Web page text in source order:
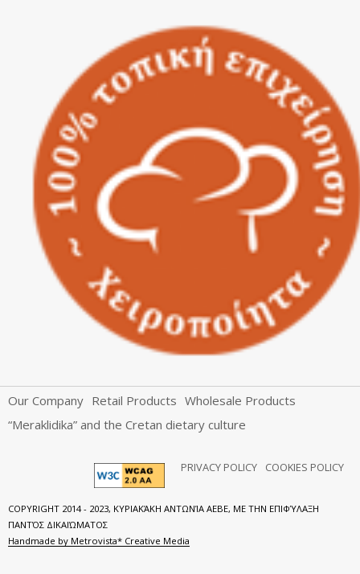
Our Company Retail Products Wholesale Products
“Meraklidika” and the Cretan dietary culture
PRIVACY POLICY COOKIES POLICY
COPYRIGHT 2014 - 2023, ΚΥΡΙΑΚΆΚΗ ΑΝΤΩΝΊΑ ΑΕΒΕ, ΜΕ ΤΗΝ ΕΠΙΦΎΛΑΞΗ
ΠΑΝΤΌΣ ΔΙΚΑΙΏΜΑΤΟΣ
Handmade by Metrovista* Creative Media